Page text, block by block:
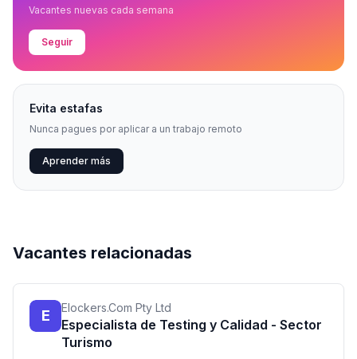
Vacantes nuevas cada semana
Seguir
Evita estafas
Nunca pagues por aplicar a un trabajo remoto
Aprender más
Vacantes relacionadas
E Elockers.Com Pty Ltd
Especialista de Testing y Calidad - Sector
Turismo